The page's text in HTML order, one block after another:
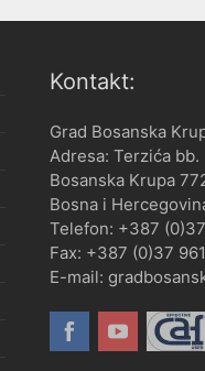
Kontakt:
Grad Bosanska
Adresa: Terzića bb.
Bosanska Krupa
Bosna i
Telefon: +387
Fax: +387 (0)37
E-mail: